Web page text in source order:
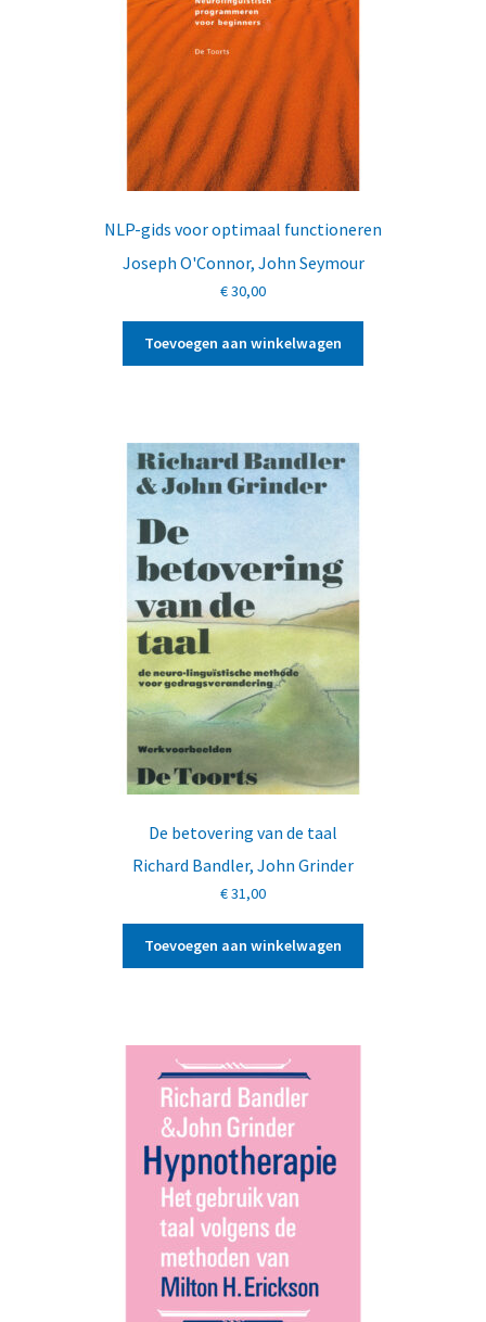
NLP-gids voor optimaal functioneren
Joseph O'Connor, John Seymour
€30,00
Toevoegen aan winkelwagen
De betovering van de taal
Richard Bandler, John Grinder
€31,00
Toevoegen aan winkelwagen